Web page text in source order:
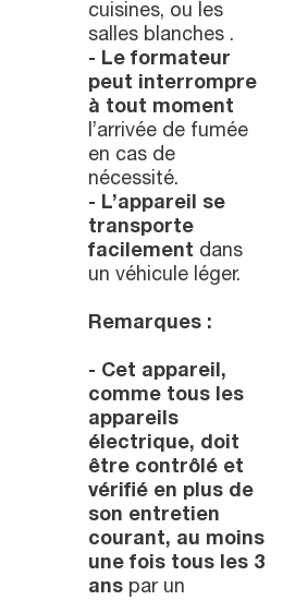
cuisines, ou les
salles blanches .
- Le formateur
peut interrompre
à tout moment
l’arrivée de fumée
en cas de
nécessité.
- L’appareil se
transporte
facilement dans
un véhicule léger.
Remarques :
- Cet appareil,
comme tous les
appareils
électrique, doit
être contrôlé et
vérifié en plus de
son entretien
courant, au moins
une fois tous les 3
ans par un